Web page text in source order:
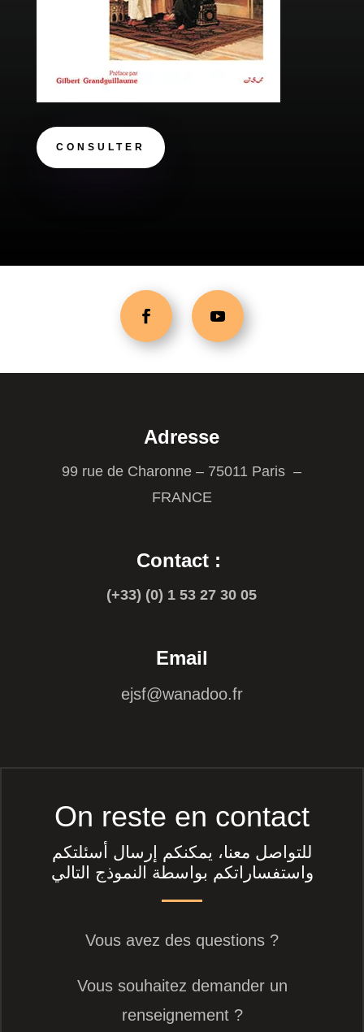
CONSULTER
Adresse
99 rue de Charonne – 75011 Paris –
FRANCE
Contact :
(+33) (0) 1 53 27 30 05
Email
ejsf@wanadoo.fr
On reste en contact
للتواصل معنا، يمكنكم إرسال أسئلتكم
واستفساراتكم بواسطة النموذج التالي
Vous avez des questions ?
Vous souhaitez demander un
renseignement ?